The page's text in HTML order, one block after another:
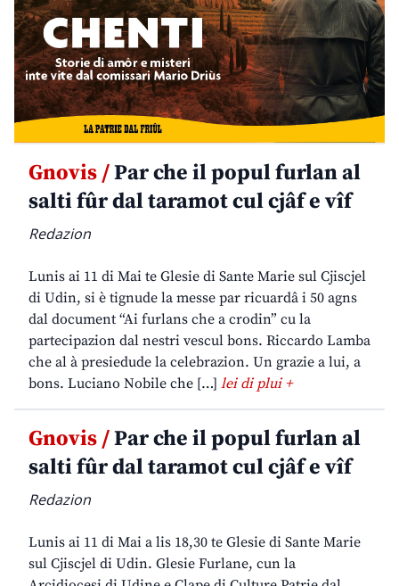
Gnovis /Par che il popul furlan al
salti fûr dal taramot cul cjâf e vîf
Redazion
Lunis ai 11 di Mai te Glesie di Sante Marie sul Cjiscjel
di Udin, si è tignude la messe par ricuardâ i 50 agns
dal document “Ai furlans che a crodin” cu la
partecipazion dal nestri vescul bons. Riccardo Lamba
che al à presiedude la celebrazion. Un grazie a lui, a
bons. Luciano Nobile che […] lei di plui +
Gnovis /Par che il popul furlan al
salti fûr dal taramot cul cjâf e vîf
Redazion
Lunis ai 11 di Mai a lis 18,30 te Glesie di Sante Marie
sul Cjiscjel di Udin. Glesie Furlane, cun la